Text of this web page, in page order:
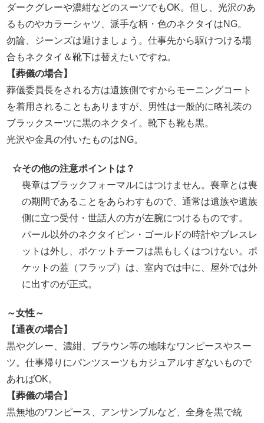
ダークグレーや濃紺などのスーツでもOK。但し、光沢のあ
るものやカラーシャツ、派手な柄・色のネクタイはNG。
勿論、ジーンズは避けましょう。仕事先から駆けつける場
合もネクタイ＆靴下は替えたいですね。
【葬儀の場合】
葬儀委員長をされる方は遺族側ですからモーニングコート
を着用されることもありますが、男性は一般的に略礼装の
ブラックスーツに黒のネクタイ。靴下も靴も黒。
光沢や金具の付いたものはNG。
☆その他の注意ポイントは？
喪章はブラックフォーマルにはつけません。喪章とは喪
の期間であることをあらわすもので、通常は遺族や遺族
側に立つ受付・世話人の方が左腕につけるものです。
パール以外のネクタイピン・ゴールドの時計やブレスレ
ットは外し、ポケットチーフは黒もしくはつけない。ポ
ケットの蓋（フラップ）は、室内では中に、屋外では外
に出すのが正式。
～女性～
【通夜の場合】
黒やグレー、濃紺、ブラウン等の地味なワンピースやスー
ツ。仕事帰りにパンツスーツもカジュアルすぎないもので
あればOK。
【葬儀の場合】
黒無地のワンピース、アンサンブルなど、全身を黒で統